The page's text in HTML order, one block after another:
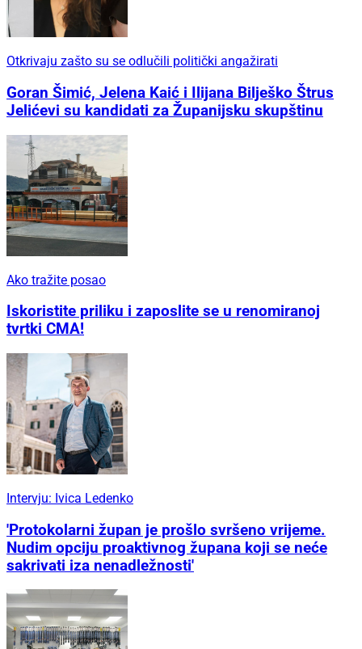
Otkrivaju zašto su se odlučili politički angažirati
Goran Šimić, Jelena Kaić i Ilijana Bilješko Štrus
Jelićevi su kandidati za Županijsku skupštinu
Ako tražite posao
Iskoristite priliku i zaposlite se u renomiranoj
tvrtki CMA!
Intervju: Ivica Ledenko
'Protokolarni župan je prošlo svršeno vrijeme.
Nudim opciju proaktivnog župana koji se neće
sakrivati iza nenadležnosti'